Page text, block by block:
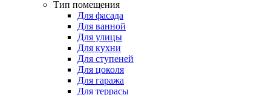
Тип помещения
Для фасада
Для ванной
Для улицы
Для кухни
Для ступеней
Для цоколя
Для гаража
Для террасы